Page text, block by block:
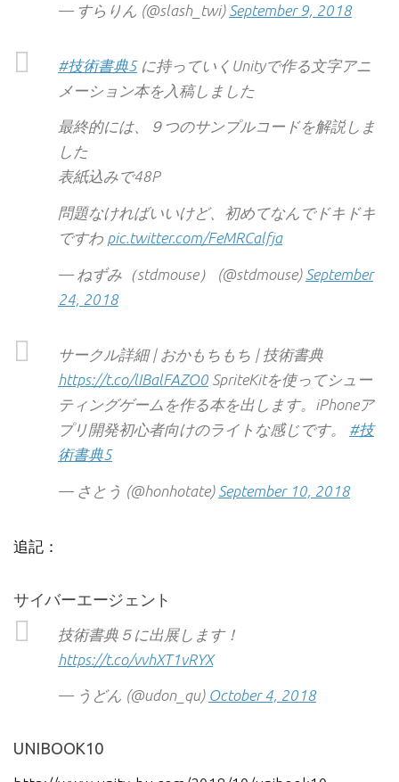
— すらりん (@slash_twi) September 9, 2018
#技術書典5に持っていくUnityで作る文字アニ
メーション本を入稿しました
最終的には、９つのサンプルコードを解説しま
した
表紙込みで48P
問題なければいいけど、初めてなんでドキドキ
ですわ pic.twitter.com/FeMRCalfja
— ねずみ（stdmouse） (@stdmouse) September
24, 2018
サークル詳細 | おかもちもち | 技術書典
https://t.co/lIBalFAZO0 SpriteKitを使ってシュー
ティングゲームを作る本を出します。iPhoneア
プリ開発初心者向けのライトな感じです。 #技
術書典5
— さとう (@honhotate) September 10, 2018
追記：
サイバーエージェント
技術書典５に出展します！
https://t.co/vvhXT1vRYX
— うどん (@udon_qu) October 4, 2018
UNIBOOK10